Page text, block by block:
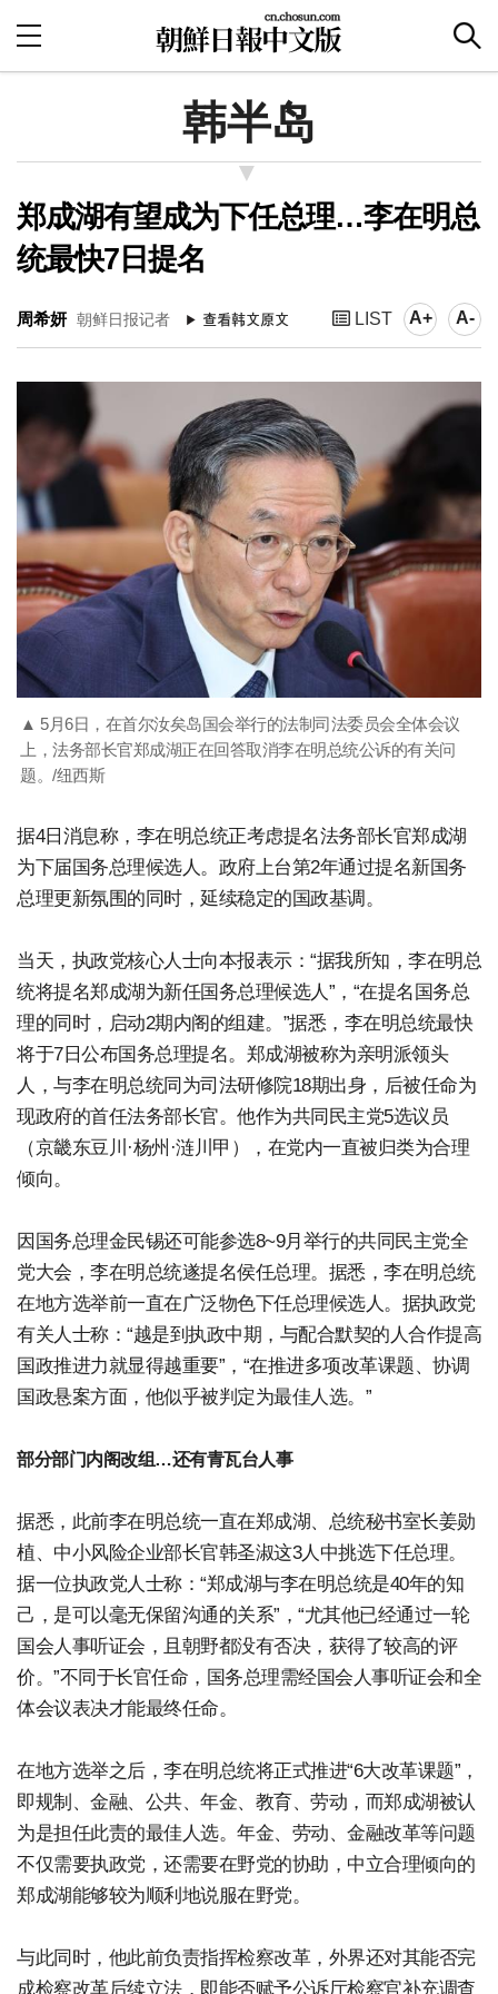
韩半岛
郑成湖有望成为下任总理…李在明总
统最快7日提名
周希妍 朝鲜日报记者 LIST A+ A-
▲ 5月6日，在首尔汝矣岛国会举行的法制司法委员会全体会议
上，法务部长官郑成湖正在回答取消李在明总统公诉的有关问
题。/纽西斯
据4日消息称，李在明总统正考虑提名法务部长官郑成湖
为下届国务总理候选人。政府上台第2年通过提名新国务
总理更新氛围的同时，延续稳定的国政基调。
当天，执政党核心人士向本报表示：“据我所知，李在明总
统将提名郑成湖为新任国务总理候选人”，“在提名国务总
理的同时，启动2期内阁的组建。”据悉，李在明总统最快
将于7日公布国务总理提名。郑成湖被称为亲明派领头
人，与李在明总统同为司法研修院18期出身，后被任命为
现政府的首任法务部长官。他作为共同民主党5选议员
（京畿东豆川·杨州·涟川甲），在党内一直被归类为合理
倾向。
因国务总理金民锡还可能参选8~9月举行的共同民主党全
党大会，李在明总统遂提名侯任总理。据悉，李在明总统
在地方选举前一直在广泛物色下任总理候选人。据执政党
有关人士称：“越是到执政中期，与配合默契的人合作提高
国政推进力就显得越重要”，“在推进多项改革课题、协调
国政悬案方面，他似乎被判定为最佳人选。”
部分部门内阁改组…还有青瓦台人事
据悉，此前李在明总统一直在郑成湖、总统秘书室长姜勋
植、中小风险企业部长官韩圣淑这3人中挑选下任总理。
据一位执政党人士称：“郑成湖与李在明总统是40年的知
己，是可以毫无保留沟通的关系”，“尤其他已经通过一轮
国会人事听证会，且朝野都没有否决，获得了较高的评
价。”不同于长官任命，国务总理需经国会人事听证会和全
体会议表决才能最终任命。
在地方选举之后，李在明总统将正式推进“6大改革课题”，
即规制、金融、公共、年金、教育、劳动，而郑成湖被认
为是担任此责的最佳人选。年金、劳动、金融改革等问题
不仅需要执政党，还需要在野党的协助，中立合理倾向的
郑成湖能够较为顺利地说服在野党。
与此同时，他此前负责指挥检察改革，外界还对其能否完
成检察改革后续立法，即能否赋予公诉厅检察官补充调查